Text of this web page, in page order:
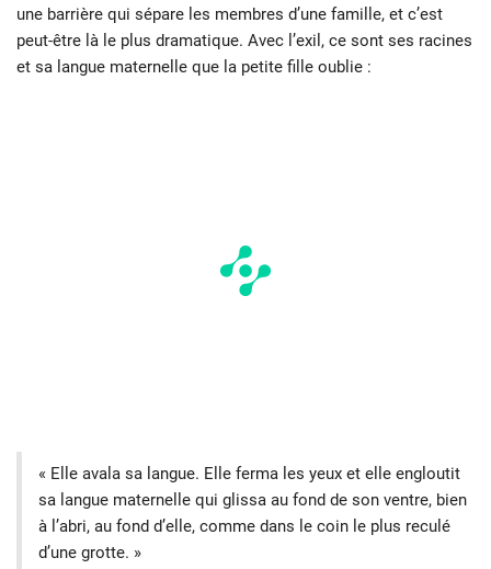
une barrière qui sépare les membres d’une famille, et c’est
peut-être là le plus dramatique. Avec l’exil, ce sont ses racines
et sa langue maternelle que la petite fille oublie :
« Elle avala sa langue. Elle ferma les yeux et elle engloutit
sa langue maternelle qui glissa au fond de son ventre, bien
à l’abri, au fond d’elle, comme dans le coin le plus reculé
d’une grotte. »